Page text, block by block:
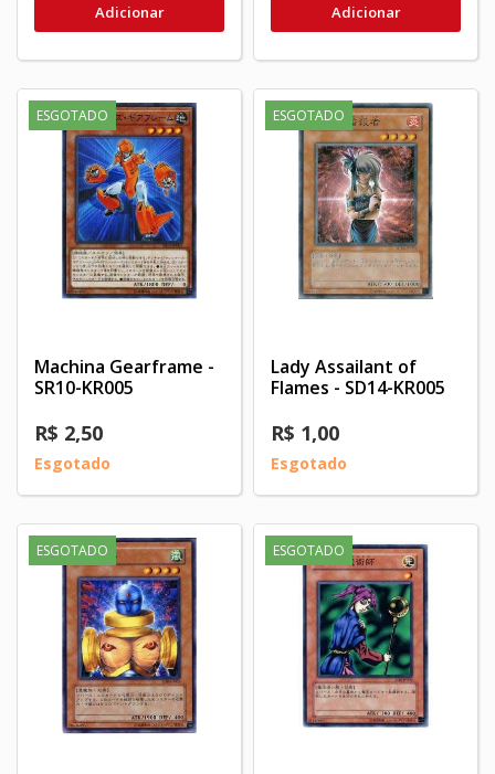
Adicionar Adicionar
ESGOTADO
Machina Gearframe -
SR10-KR005
R$ 2,50
Esgotado
ESGOTADO
Lady Assailant of
Flames - SD14-KR005
R$ 1,00
Esgotado
ESGOTADO ESGOTADO